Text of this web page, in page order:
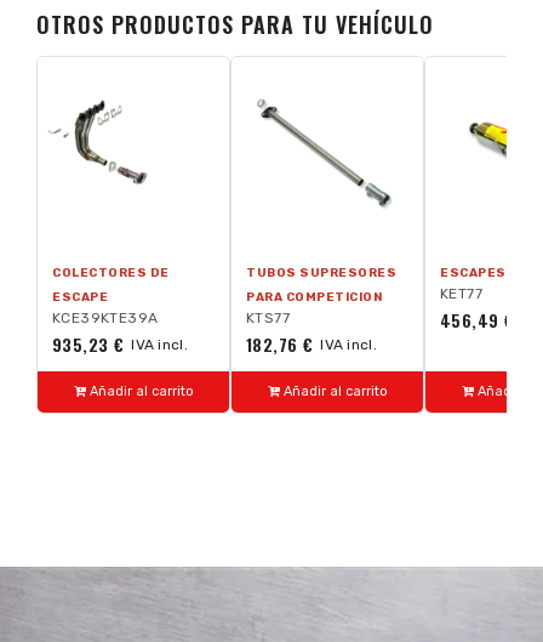
OTROS PRODUCTOS PARA TU VEHÍCULO
COLECTORES DE
ESCAPE
KCE39KTE39A
935,23 € IVA incl.
Añadir al carrito
TUBOS SUPRESORES
PARA COMPETICION
KTS77
182,76 € IVA incl.
Añadir al carrito
ESCAPES
KET77
456,49 €
Añadir al